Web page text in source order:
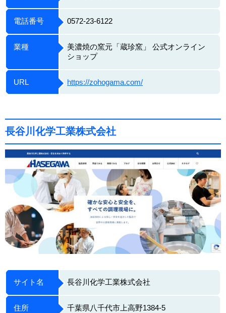
電話番号 0572-23-6122
業種
美濃焼の窯元「蔵珍窯」 公式オンライン
ショップ
URL https://zohogama.com/
長谷川化学工業株式会社
サイト名 長谷川化学工業株式会社
住所 千葉県八千代市上高野1384-5